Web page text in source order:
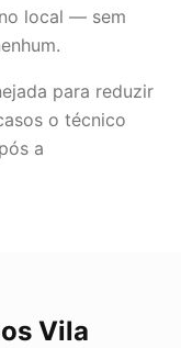
local — sem
para reduzir
o técnico
a
Vila